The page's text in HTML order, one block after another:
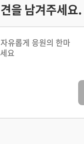
을 남겨주세요.